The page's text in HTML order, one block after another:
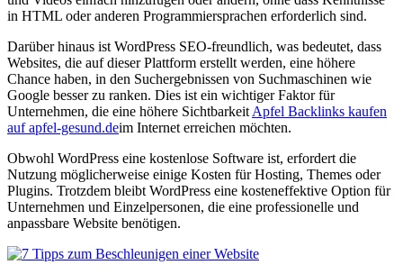
in HTML oder anderen Programmiersprachen erforderlich sind.
Darüber hinaus ist WordPress SEO-freundlich, was bedeutet, dass
Websites, die auf dieser Plattform erstellt werden, eine höhere
Chance haben, in den Suchergebnissen von Suchmaschinen wie
Google besser zu ranken. Dies ist ein wichtiger Faktor für
Unternehmen, die eine höhere SichtbarkeitApfel Backlinks kaufen
auf apfel-gesund.deim Internet erreichen möchten.
Obwohl WordPress eine kostenlose Software ist, erfordert die
Nutzung möglicherweise einige Kosten für Hosting, Themes oder
Plugins. Trotzdem bleibt WordPress eine kosteneffektive Option für
Unternehmen und Einzelpersonen, die eine professionelle und
anpassbare Website benötigen.